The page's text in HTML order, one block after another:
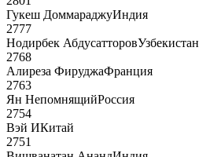
Гукеш ДоммараджуИндия
2777
Нодирбек АбдусатторовУзбекистан
2768
Алиреза ФируджаФранция
2763
Ян НепомнящийРоссия
2754
Вэй ИКитай
2751